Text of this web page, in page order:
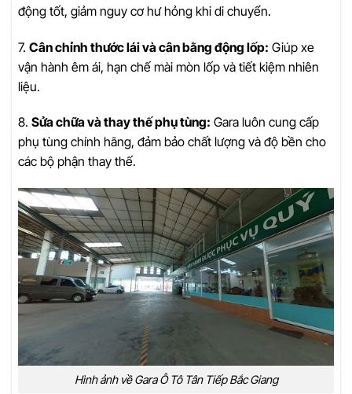
động tốt, giảm nguy cơ hư hỏng khi di chuyển.
7. Cân chỉnh thước lái và cân bằng động lốp: Giúp xe
vận hành êm ái, hạn chế mài mòn lốp và tiết kiệm nhiên
liệu.
8. Sửa chữa và thay thế phụ tùng: Gara luôn cung cấp
phụ tùng chính hãng, đảm bảo chất lượng và độ bền cho
các bộ phận thay thế.
Hình ảnh về Gara Ô Tô Tân Tiếp Bắc Giang